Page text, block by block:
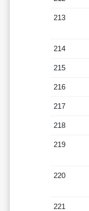
213
214
215
216
217
218
219
220
221